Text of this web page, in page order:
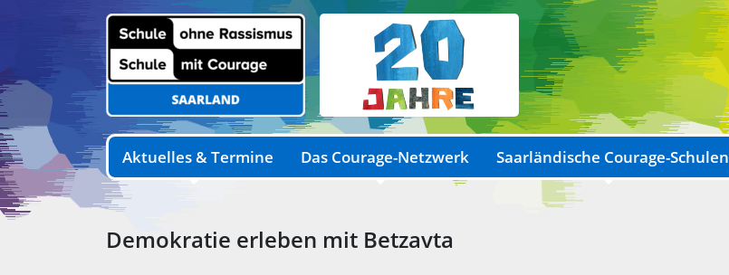
Aktuelles & Termine Das Courage-Netzwerk Saarländische Courage-Schulen
Demokratie erleben mit Betzavta